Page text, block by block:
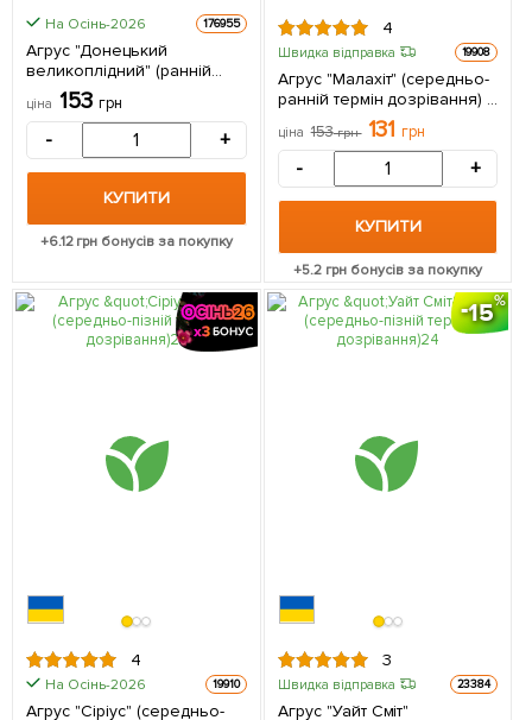
На Осінь-2026 176955
Агрус "Донецький
великоплідний" (ранній
термін дозрівання) 1
саджанець в упаковці
ціна 153 грн
- +
КУПИТИ
+6.12грн бонусів за покупку
4
Швидка відправка 19908
Агрус "Малахіт" (середньо-
ранній термін дозрівання) 1
саджанець в упаковці
ціна 153грн 131 грн
- +
КУПИТИ
+5.2 грн бонусів за покупку
4
На Осінь-2026 19910
Агрус "Сіріус" (середньо-
15
3
Швидка відправка 23384
Агрус "Уайт Сміт"